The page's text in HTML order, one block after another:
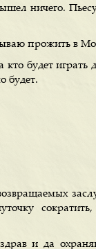
ничего.
прожить в
будет играть
будет.
сократить,
и да